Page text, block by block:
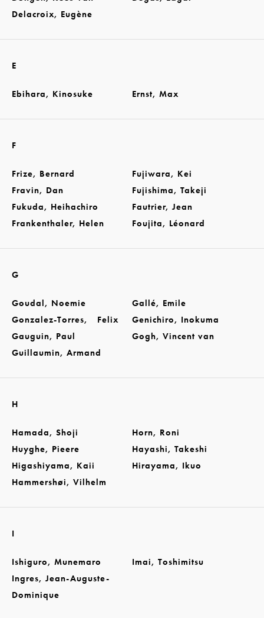
Delacroix, Eugène
E
Ebihara, Kinosuke Ernst, Max
F
Frize, Bernard
Fujiwara, Kei
Fravin, Dan
Fujishima, Takeji
Fukuda, Heihachiro
Fautrier, Jean
Frankenthaler, Helen
Foujita, Léonard
G
Goudal, Noemie
Gallé, Emile
Gonzalez-Torres, Felix
Genichiro, Inokuma
Gauguin, Paul
Gogh, Vincent van
Guillaumin, Armand
H
Hamada, Shoji
Horn, Roni
Huyghe, Pieere
Hayashi, Takeshi
Higashiyama, Kaii
Hirayama, Ikuo
Hammershøi, Vilhelm
I
Ishiguro, Munemaro
Imai, Toshimitsu
Ingres, Jean-Auguste-
Dominique